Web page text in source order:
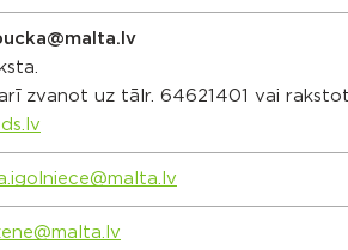
zvanot uz tālr. 64621401 vai